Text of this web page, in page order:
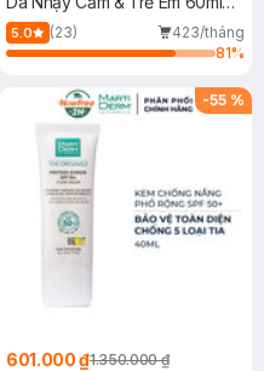
(Mới)
5.0 (23)
423/tháng
81%
-55 %
601.000 ₫1.350.000 ₫